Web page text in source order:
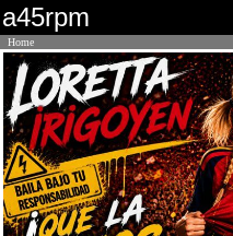
a45rpm
Home